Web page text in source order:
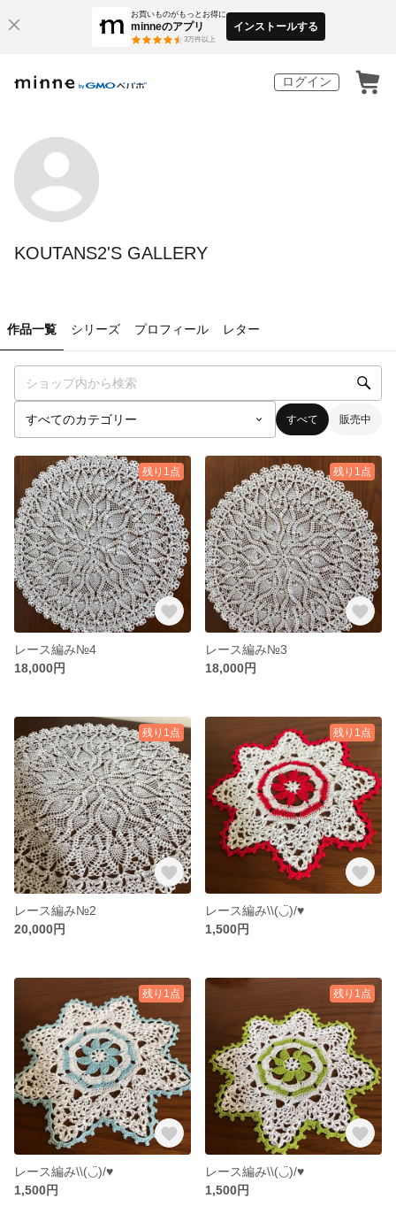
お買いものがもっとお得に
minneのアプリ
3万件以上
インストールする
ログイン
KOUTANS2'S GALLERY
作品一覧 シリーズ プロフィール レター
すべて 販売中
残り1点
レース編み№4
18,000円
残り1点
レース編み№3
18,000円
残り1点
レース編み№2
20,000円
残り1点
レース編み\\(◡̈)/♥︎
1,500円
残り1点
レース編み\\(◡̈)/♥︎
1,500円
残り1点
レース編み\\(◡̈)/♥︎
1,500円